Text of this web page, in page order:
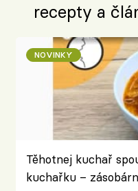
recepty a
NOVINKY
Těhotnej kuchař
kuchařku –